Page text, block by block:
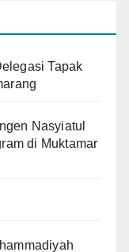
Tapak
Nasyiatul
di Muktamar